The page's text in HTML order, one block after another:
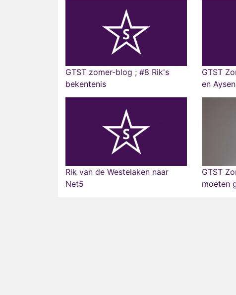
GTST zomer-blog ; #8 Rik's
bekentenis
GTST
en Aysen
Rik van de Westelaken naar
Net5
GTST
moeten